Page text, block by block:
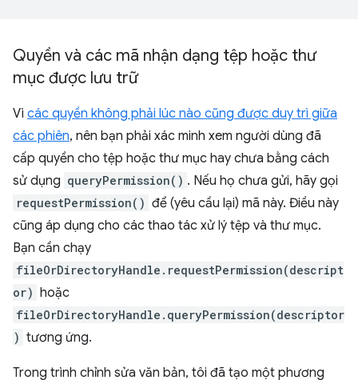
Quyền và các mã nhận dạng tệp hoặc thư
mục được lưu trữ
Vì các quyền không phải lúc nào cũng được duy trì giữa
các phiên, nên bạn phải xác minh xem người dùng đã
cấp quyền cho tệp hoặc thư mục hay chưa bằng cách
sử dụng queryPermission() . Nếu họ chưa gửi, hãy gọi
requestPermission() để (yêu cầu lại) mã này. Điều này
cũng áp dụng cho các thao tác xử lý tệp và thư mục.
Bạn cần chạy
fileOrDirectoryHandle.requestPermission(descript
or) hoặc
fileOrDirectoryHandle.queryPermission(descriptor
) tương ứng.
Trong trình chỉnh sửa văn bản, tôi đã tạo một phương